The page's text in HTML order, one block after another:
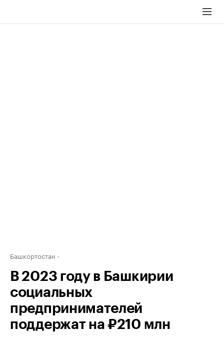
Башкортостан
В 2023 году в Башкирии
социальных
предпринимателей
поддержат на ₽210 млн